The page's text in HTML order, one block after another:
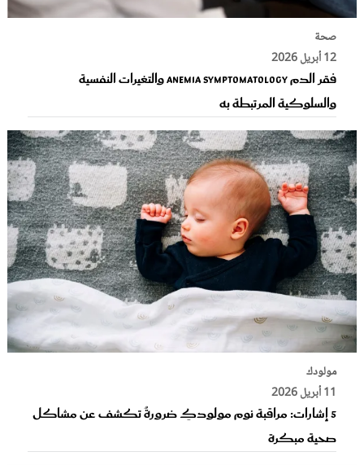
صحة
12 أبريل 2026
فقر الدم Anemia Symptomatology والتغيرات النفسية
والسلوكية المرتبطة به
مولودك
11 أبريل 2026
5 إشارات: مراقبة نوم مولودكِ ضرورةٌ تكشف عن مشاكل
صحية مبكرة